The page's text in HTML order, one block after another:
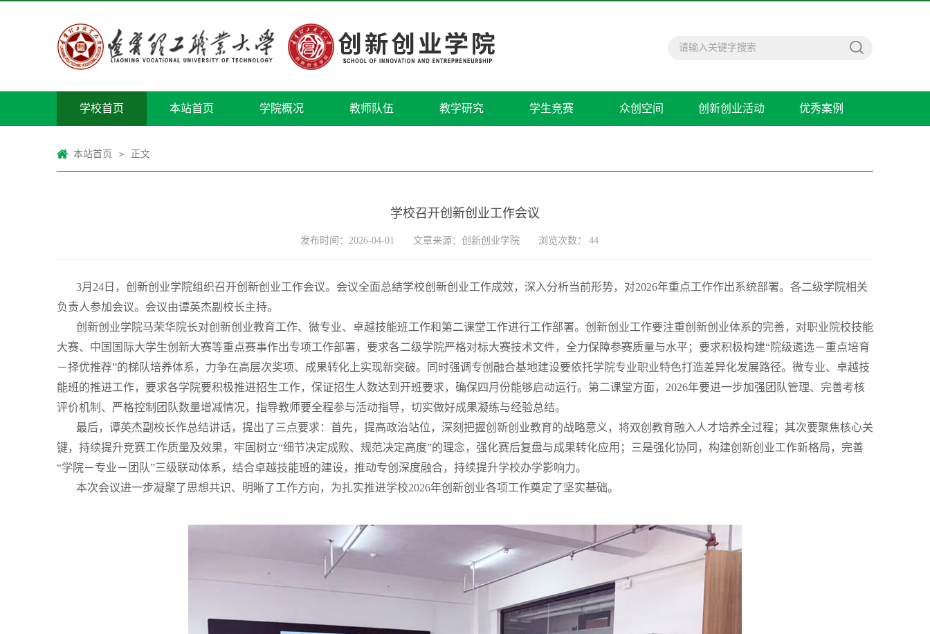
学校首页 本站首页 学院概况 教师队伍 教学研究 学生竞赛 众创空间 创新创业活动 优秀案例
本站首页 > 正文
学校召开创新创业工作会议
发布时间：2026-04-01 文章来源：创新创业学院 浏览次数： 44
3月24日，创新创业学院组织召开创新创业工作会议。会议全面总结学校创新创业工作成效，深入分析当前形势，对2026年重点工作作出系统部署。各二级学院相关
负责人参加会议。会议由谭英杰副校长主持。
创新创业学院马荣华院长对创新创业教育工作、微专业、卓越技能班工作和第二课堂工作进行工作部署。创新创业工作要注重创新创业体系的完善，对职业院校技能
大赛、中国国际大学生创新大赛等重点赛事作出专项工作部署，要求各二级学院严格对标大赛技术文件，全力保障参赛质量与水平；要求积极构建“院级遴选－重点培育
－择优推荐”的梯队培养体系，力争在高层次奖项、成果转化上实现新突破。同时强调专创融合基地建设要依托学院专业职业特色打造差异化发展路径。微专业、卓越技
能班的推进工作，要求各学院要积极推进招生工作，保证招生人数达到开班要求，确保四月份能够启动运行。第二课堂方面，2026年要进一步加强团队管理、完善考核
评价机制、严格控制团队数量增减情况，指导教师要全程参与活动指导，切实做好成果凝练与经验总结。
最后，谭英杰副校长作总结讲话，提出了三点要求：首先，提高政治站位，深刻把握创新创业教育的战略意义，将双创教育融入人才培养全过程；其次要聚焦核心关
键，持续提升竞赛工作质量及效果，牢固树立“细节决定成败、规范决定高度”的理念，强化赛后复盘与成果转化应用；三是强化协同，构建创新创业工作新格局，完善
“学院－专业－团队”三级联动体系，结合卓越技能班的建设，推动专创深度融合，持续提升学校办学影响力。
本次会议进一步凝聚了思想共识、明晰了工作方向，为扎实推进学校2026年创新创业各项工作奠定了坚实基础。